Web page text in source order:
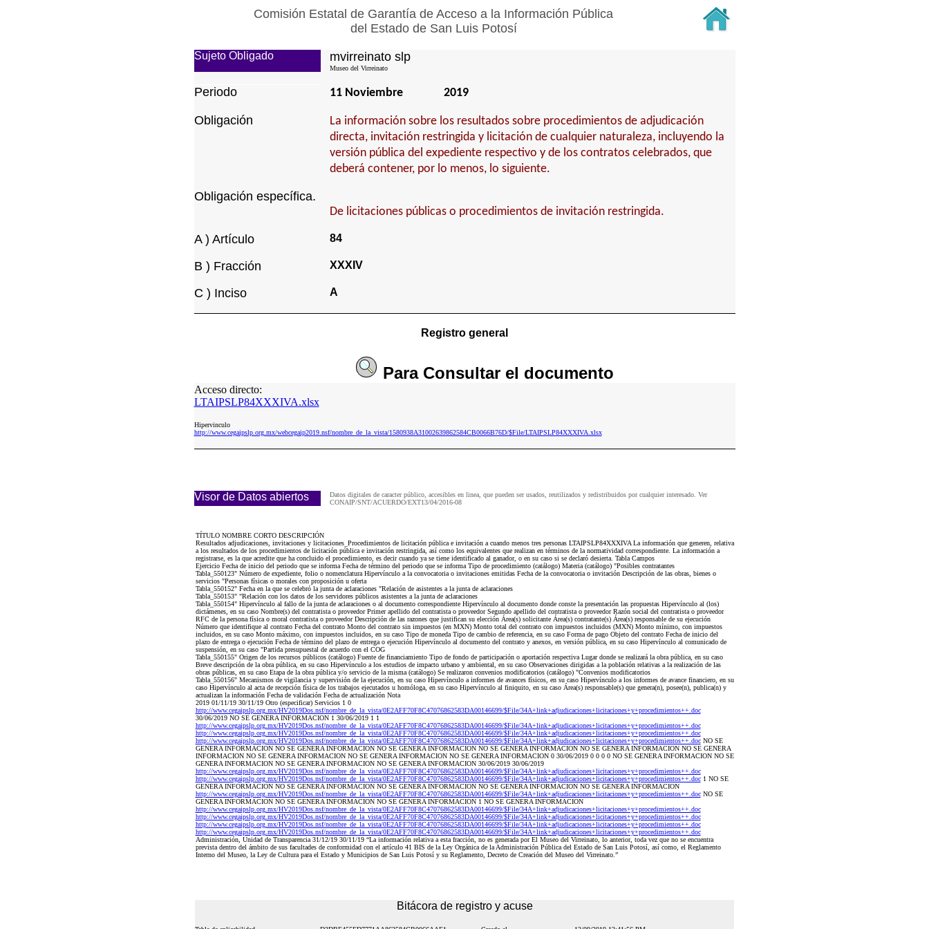
Comisión Estatal de Garantía de Acceso a la Información Pública
del Estado de San Luis Potosí
Sujeto Obligado mvirreinato slp
Museo del Virreinato
Periodo 11 Noviembre 2019
Obligación
La información sobre los resultados sobre procedimientos de adjudicación
directa, invitación restringida y licitación de cualquier naturaleza, incluyendo la
versión pública del expediente respectivo y de los contratos celebrados, que
deberá contener, por lo menos, lo siguiente.
Obligación específica.
De licitaciones públicas o procedimientos de invitación restringida.
A ) Artículo 84
B ) Fracción XXXIV
C ) Inciso A
Registro general
Para Consultarel documento
Acceso directo:
LTAIPSLP84XXXIVA.xlsx
Hipervinculo
http://www.cegaipslp.org.mx/webcegaip2019.nsf/nombre_de_la_vista/1580938A31002639862584CB0066B76D/$File/LTAIPSLP84XXXIVA.xlsx
Visor de Datos abiertos
Datos digitales de caracter público, accesibles en linea, que pueden ser usados, reutilizados y redistribuidos por cualquier interesado. Ver
CONAIP/SNT/ACUERDO/EXT13/04/2016-08
TÍTULO NOMBRE CORTO DESCRIPCIÓN
Resultados adjudicaciones, invitaciones y licitaciones_Procedimientos de licitación pública e invitación a cuando menos tres personas LTAIPSLP84XXXIVA La información que generen, relativa
a los resultados de los procedimientos de licitación pública e invitación restringida, así como los equivalentes que realizan en términos de la normatividad correspondiente. La información a
registrarse, es la que acredite que ha concluido el procedimiento, es decir cuando ya se tiene identificado al ganador, o en su caso si se declaró desierta. Tabla Campos
Ejercicio Fecha de inicio del periodo que se informa Fecha de término del periodo que se informa Tipo de procedimiento (catálogo) Materia (catálogo) "Posibles contratantes
Tabla_550123" Número de expediente, folio o nomenclatura Hipervínculo a la convocatoria o invitaciones emitidas Fecha de la convocatoria o invitación Descripción de las obras, bienes o
servicios "Personas físicas o morales con proposición u oferta
Tabla_550152" Fecha en la que se celebró la junta de aclaraciones "Relación de asistentes a la junta de aclaraciones
Tabla_550153" "Relación con los datos de los servidores públicos asistentes a la junta de aclaraciones
Tabla_550154" Hipervínculo al fallo de la junta de aclaraciones o al documento correspondiente Hipervínculo al documento donde conste la presentación las propuestas Hipervínculo al (los)
dictámenes, en su caso Nombre(s) del contratista o proveedor Primer apellido del contratista o proveedor Segundo apellido del contratista o proveedor Razón social del contratista o proveedor
RFC de la persona física o moral contratista o proveedor Descripción de las razones que justifican su elección Área(s) solicitante Área(s) contratante(s) Área(s) responsable de su ejecución
Número que identifique al contrato Fecha del contrato Monto del contrato sin impuestos (en MXN) Monto total del contrato con impuestos incluidos (MXN) Monto mínimo, con impuestos
incluidos, en su caso Monto máximo, con impuestos incluidos, en su caso Tipo de moneda Tipo de cambio de referencia, en su caso Forma de pago Objeto del contrato Fecha de inicio del
plazo de entrega o ejecución Fecha de término del plazo de entrega o ejecución Hipervínculo al documento del contrato y anexos, en versión pública, en su caso Hipervínculo al comunicado de
suspensión, en su caso "Partida presupuestal de acuerdo con el COG
Tabla_550155" Origen de los recursos públicos (catálogo) Fuente de financiamiento Tipo de fondo de participación o aportación respectiva Lugar donde se realizará la obra pública, en su caso
Breve descripción de la obra pública, en su caso Hipervínculo a los estudios de impacto urbano y ambiental, en su caso Observaciones dirigidas a la población relativas a la realización de las
obras públicas, en su caso Etapa de la obra pública y/o servicio de la misma (catálogo) Se realizaron convenios modificatorios (catálogo) "Convenios modificatorios
Tabla_550156" Mecanismos de vigilancia y supervisión de la ejecución, en su caso Hipervínculo a informes de avances físicos, en su caso Hipervínculo a los informes de avance financiero, en su
caso Hipervínculo al acta de recepción física de los trabajos ejecutados u homóloga, en su caso Hipervínculo al finiquito, en su caso Área(s) responsable(s) que genera(n), posee(n), publica(n) y
actualizan la información Fecha de validación Fecha de actualización Nota
2019 01/11/19 30/11/19 Otro (especificar) Servicios 1 0
http://www.cegaipslp.org.mx/HV2019Dos.nsf/nombre_de_la_vista/0E2AFF70F8C47076862583DA00146699/$File/34A+link+adjudicaciones+licitaciones+y+procedimientos++.doc
30/06/2019 NO SE GENERA INFORMACION 1 30/06/2019 1 1
http://www.cegaipslp.org.mx/HV2019Dos.nsf/nombre_de_la_vista/0E2AFF70F8C47076862583DA00146699/$File/34A+link+adjudicaciones+licitaciones+y+procedimientos++.doc
http://www.cegaipslp.org.mx/HV2019Dos.nsf/nombre_de_la_vista/0E2AFF70F8C47076862583DA00146699/$File/34A+link+adjudicaciones+licitaciones+y+procedimientos++.doc
http://www.cegaipslp.org.mx/HV2019Dos.nsf/nombre_de_la_vista/0E2AFF70F8C47076862583DA00146699/$File/34A+link+adjudicaciones+licitaciones+y+procedimientos++.docNO SE
GENERA INFORMACION NO SE GENERA INFORMACION NO SE GENERA INFORMACION NO SE GENERA INFORMACION NO SE GENERA INFORMACION NO SE GENERA
INFORMACION NO SE GENERA INFORMACION NO SE GENERA INFORMACION NO SE GENERA INFORMACION 0 30/06/2019 0 0 0 0 NO SE GENERA INFORMACION NO SE
GENERA INFORMACION NO SE GENERA INFORMACION NO SE GENERA INFORMACION 30/06/2019 30/06/2019
http://www.cegaipslp.org.mx/HV2019Dos.nsf/nombre_de_la_vista/0E2AFF70F8C47076862583DA00146699/$File/34A+link+adjudicaciones+licitaciones+y+procedimientos++.doc
http://www.cegaipslp.org.mx/HV2019Dos.nsf/nombre_de_la_vista/0E2AFF70F8C47076862583DA00146699/$File/34A+link+adjudicaciones+licitaciones+y+procedimientos++.doc1 NO SE
GENERA INFORMACION NO SE GENERA INFORMACION NO SE GENERA INFORMACION NO SE GENERA INFORMACION NO SE GENERA INFORMACION
http://www.cegaipslp.org.mx/HV2019Dos.nsf/nombre_de_la_vista/0E2AFF70F8C47076862583DA00146699/$File/34A+link+adjudicaciones+licitaciones+y+procedimientos++.docNO SE
GENERA INFORMACION NO SE GENERA INFORMACION NO SE GENERA INFORMACION 1 NO SE GENERA INFORMACION
http://www.cegaipslp.org.mx/HV2019Dos.nsf/nombre_de_la_vista/0E2AFF70F8C47076862583DA00146699/$File/34A+link+adjudicaciones+licitaciones+y+procedimientos++.doc
http://www.cegaipslp.org.mx/HV2019Dos.nsf/nombre_de_la_vista/0E2AFF70F8C47076862583DA00146699/$File/34A+link+adjudicaciones+licitaciones+y+procedimientos++.doc
http://www.cegaipslp.org.mx/HV2019Dos.nsf/nombre_de_la_vista/0E2AFF70F8C47076862583DA00146699/$File/34A+link+adjudicaciones+licitaciones+y+procedimientos++.doc
http://www.cegaipslp.org.mx/HV2019Dos.nsf/nombre_de_la_vista/0E2AFF70F8C47076862583DA00146699/$File/34A+link+adjudicaciones+licitaciones+y+procedimientos++.doc
Administración, Unidad de Transparencia 31/12/19 30/11/19 “La información relativa a esta fracción, no es generada por El Museo del Virreinato, lo anterior, toda vez que no se encuentra
prevista dentro del ámbito de sus facultades de conformidad con el artículo 41 BIS de la Ley Orgánica de la Administración Pública del Estado de San Luis Potosí, así como, el Reglamento
Interno del Museo, la Ley de Cultura para el Estado y Municipios de San Luis Potosí y su Reglamento, Decreto de Creación del Museo del Virreinato.”
Bitácora de registro y acuse